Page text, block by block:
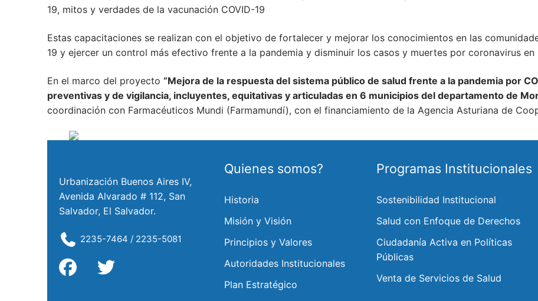
19, mitos y verdades de la vacunación COVID-19
Estas capacitaciones se realizan con el objetivo de fortalecer y mejorar los conocimientos en las
19 y ejercer un control más efectivo frente a la pandemia y disminuir los casos y muertes por coronavirus
En el marco del proyecto “Mejora de la respuesta del sistema público de salud frente a la pandemia por
preventivas y de vigilancia, incluyentes, equitativas y articuladas en 6 municipios del departamento de
coordinación con Farmacéuticos Mundi (Farmamundí), con el financiamiento de la Agencia Asturiana de
Urbanización Buenos Aires IV,
Avenida Alvarado # 112, San
Salvador, El Salvador.
2235-7464 / 2235-5081
Quienes somos?
Historia
Misión y Visión
Principios y Valores
Autoridades Institucionales
Plan Estratégico
Programas Institucionales
Sostenibilidad Institucional
Salud con Enfoque de Derechos
Ciudadanía Activa en Políticas
Públicas
Venta de Servicios de Salud